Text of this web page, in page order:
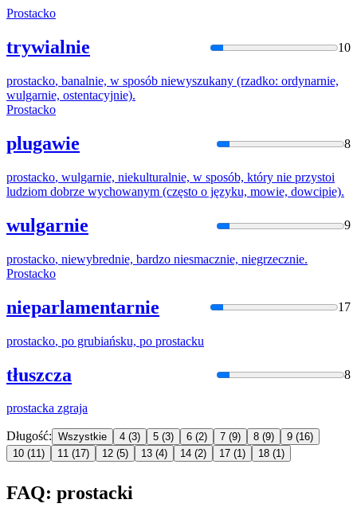
Prostacko
trywialnie 10
prostacko, banalnie, w sposób niewyszukany (rzadko: ordynarnie,
wulgarnie, ostentacyjnie).
Prostacko
plugawie 8
prostacko, wulgarnie, niekulturalnie, w sposób, który nie przystoi
ludziom dobrze wychowanym (często o języku, mowie, dowcipie).
wulgarnie 9
prostacko, niewybrednie, bardzo niesmacznie, niegrzecznie.
Prostacko
nieparlamentarnie 17
prostacko, po grubiańsku, po prostacku
tłuszcza 8
prostacka zgraja
Długość: Wszystkie 4 (3) 5 (3) 6 (2) 7 (9) 8 (9) 9 (16)
10 (11) 11 (17) 12 (5) 13 (4) 14 (2) 17 (1) 18 (1)
FAQ: prostacki